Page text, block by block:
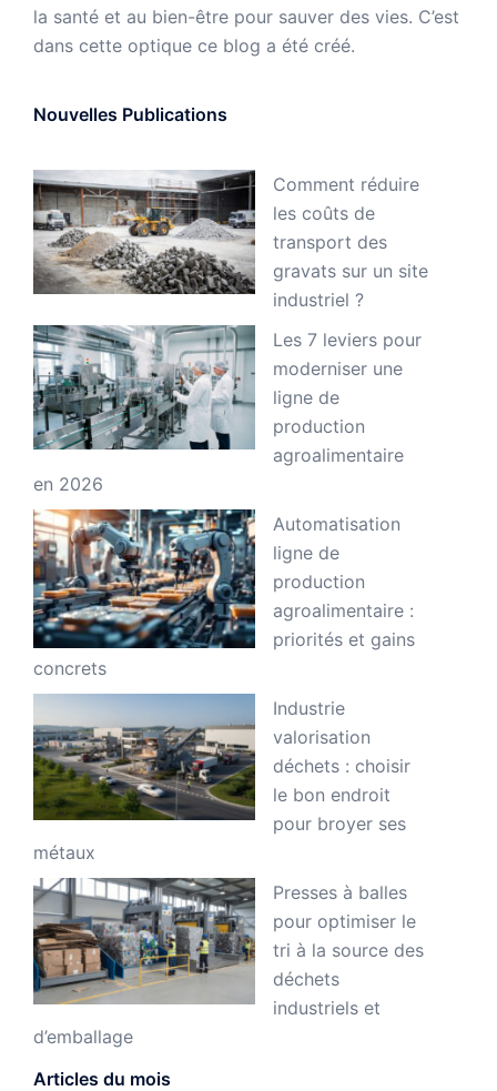
la santé et au bien-être pour sauver des vies. C’est
dans cette optique ce blog a été créé.
Nouvelles Publications
Comment réduire
les coûts de
transport des
gravats sur un site
industriel ?
Les 7 leviers pour
moderniser une
ligne de
production
agroalimentaire
en 2026
Automatisation
ligne de
production
agroalimentaire :
priorités et gains
concrets
Industrie
valorisation
déchets : choisir
le bon endroit
pour broyer ses
métaux
Presses à balles
pour optimiser le
tri à la source des
déchets
industriels et
d’emballage
Articles du mois